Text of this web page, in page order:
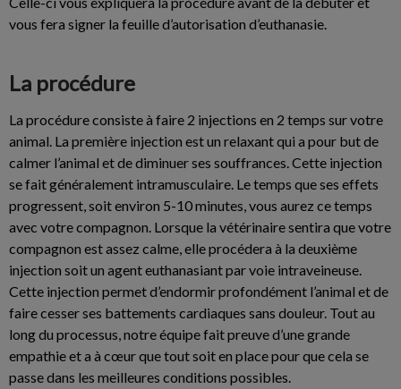
vous fera signer la feuille d’autorisation d’euthanasie.
La procédure
La procédure consiste à faire 2 injections en 2 temps sur votre
animal. La première injection est un relaxant qui a pour but de
calmer l’animal et de diminuer ses souffrances. Cette injection
se fait généralement intramusculaire. Le temps que ses effets
progressent, soit environ 5-10 minutes, vous aurez ce temps
avec votre compagnon. Lorsque la vétérinaire sentira que votre
compagnon est assez calme, elle procédera à la deuxième
injection soit un agent euthanasiant par voie intraveineuse.
Cette injection permet d’endormir profondément l’animal et de
faire cesser ses battements cardiaques sans douleur. Tout au
long du processus, notre équipe fait preuve d’une grande
empathie et a à cœur que tout soit en place pour que cela se
passe dans les meilleures conditions possibles.